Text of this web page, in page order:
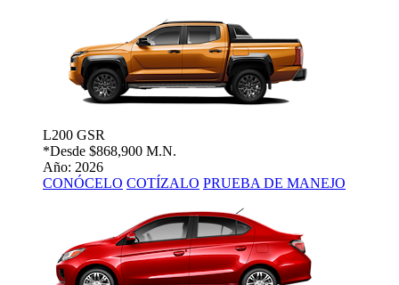
L200 GSR
*Desde $868,900 M.N.
Año: 2026
CONÓCELO COTÍZALO PRUEBA DE MANEJO